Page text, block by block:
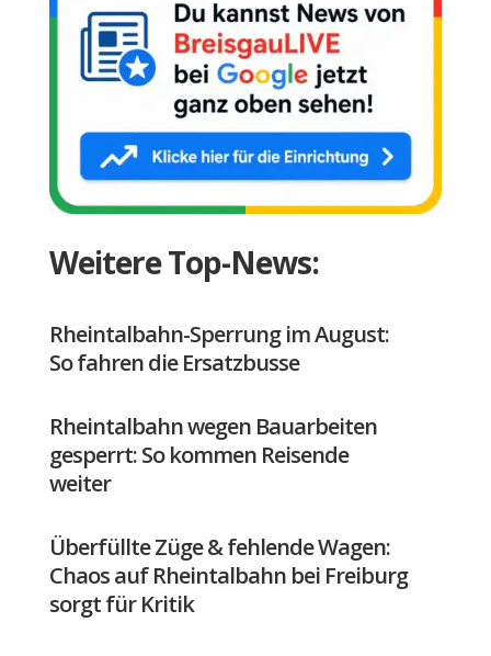
Weitere Top-News:
Rheintalbahn-Sperrung im August:
So fahren die Ersatzbusse
Rheintalbahn wegen Bauarbeiten
gesperrt: So kommen Reisende
weiter
Überfüllte Züge & fehlende Wagen:
Chaos auf Rheintalbahn bei Freiburg
sorgt für Kritik